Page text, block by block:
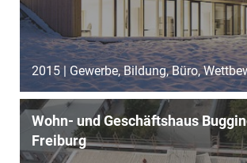
2015 | Gewerbe, Bildung, Büro,
Wohn- und Geschäftshaus
Freiburg